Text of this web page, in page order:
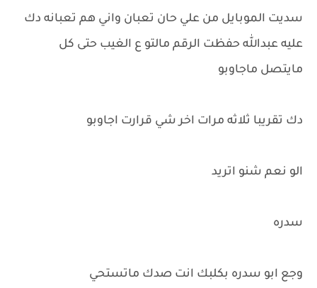
سديت الموبايل من علي حان تعبان واني هم تعبانه دك
عليه عبدالله حفظت الرقم مالتو ع الغيب حتى كل
مايتصل ماجاوبو
دك تقريبا ثلاثه مرات اخر شي قرارت اجاوبو
الو نعم شنو اتريد
سدره
وجع ابو سدره بكلبك انت صدك ماتستحي